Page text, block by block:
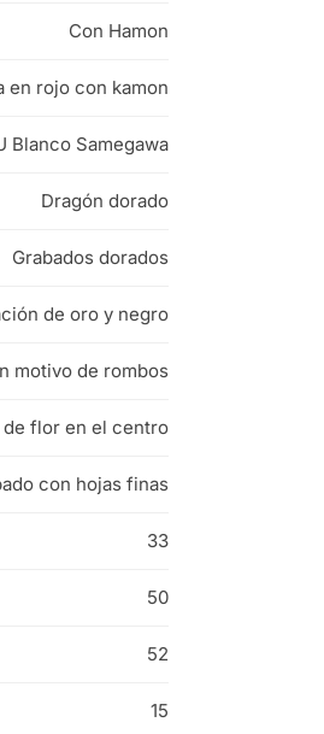
Con Hamon
en rojo con kamon
Blanco Samegawa
Dragón dorado
Grabados dorados
de oro y negro
motivo de rombos
de flor en el centro
con hojas finas
33
50
52
15